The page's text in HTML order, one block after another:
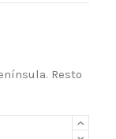
Resto